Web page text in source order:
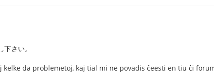
さい。
kelke da problemetoj, kaj tial mi ne povadis ĉeesti en tiu ĉi